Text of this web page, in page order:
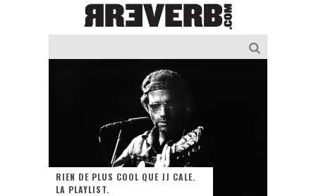
RIEN DE PLUS COOL QUE JJ CALE.
LA PLAYLIST.